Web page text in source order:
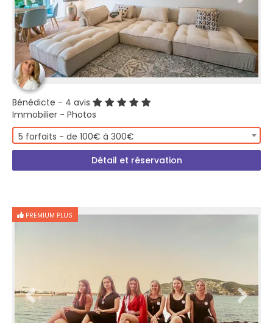
Bénédicte - 4 avis
Immobilier - Photos
5 forfaits - de 100€ à 300€
Détail et réservation
PREMIUM PLUS